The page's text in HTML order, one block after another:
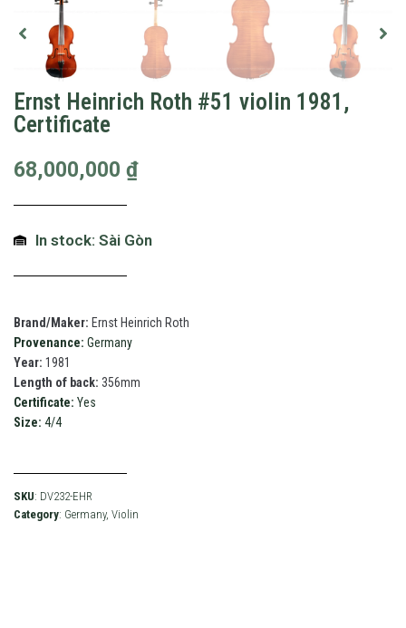
Ernst Heinrich Roth #51 violin 1981,
Certificate
68,000,000 ₫
In stock: Sài Gòn
Brand/Maker: Ernst Heinrich Roth
Provenance: Germany
Year: 1981
Length of back: 356mm
Certificate: Yes
Size: 4/4
SKU: DV232-EHR
Category: Germany, Violin